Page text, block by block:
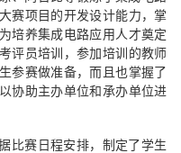
赛项目的开发设计能力，掌
培养集成电路应用人才奠定
评员培训，参加培训的教师
参赛做准备，而且也掌握了
协助主办单位和承办单位进
比赛日程安排，制定了学生